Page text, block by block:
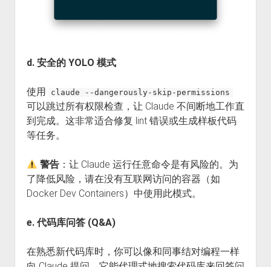
d. 安全的 YOLO 模式
使用 claude --dangerously-skip-permissions
可以跳过所有权限检查，让 Claude 不间断地工作直
到完成。这非常适合修复 lint 错误或生成样板代码
等任务。
警告：让 Claude 运行任意命令是有风险的。为
了降低风险，请在没有互联网访问的容器（如
Docker Dev Containers）中使用此模式。
e. 代码库问答 (Q&A)
在熟悉新代码库时，你可以像和同事结对编程一样